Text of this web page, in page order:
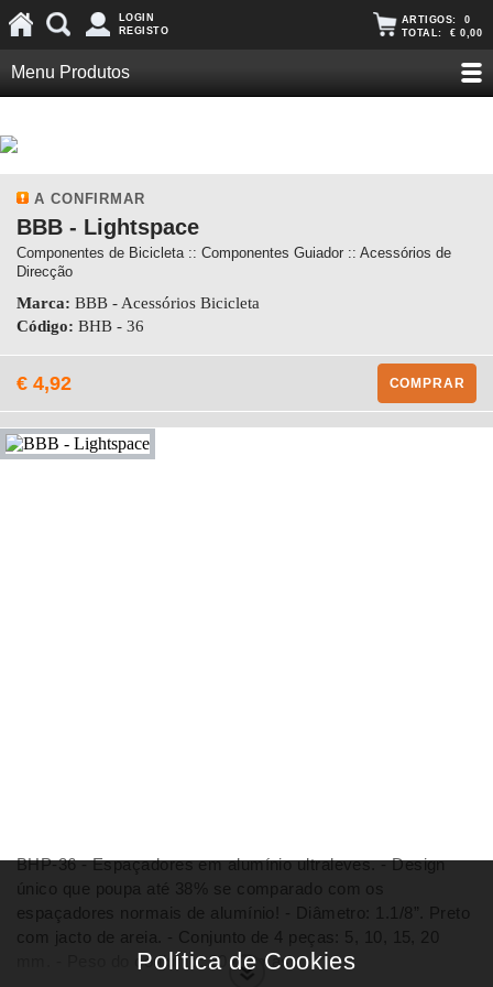
LOGIN
REGISTO
ARTIGOS: 0
TOTAL: € 0,00
Menu Produtos
A CONFIRMAR
BBB - Lightspace
Componentes de Bicicleta :: Componentes Guiador :: Acessórios de
Direcção
Marca: BBB - Acessórios Bicicleta
Código: BHB - 36
€ 4,92 COMPRAR
BHP-36 - Espaçadores em alumínio ultraleves. - Design
único que poupa até 38% se comparado com os
espaçadores normais de alumínio! - Diâmetro: 1.1/8”. Preto
com jacto de areia. - Conjunto de 4 peças: 5, 10, 15, 20
mm. - Peso do conjunto: 20 gramas